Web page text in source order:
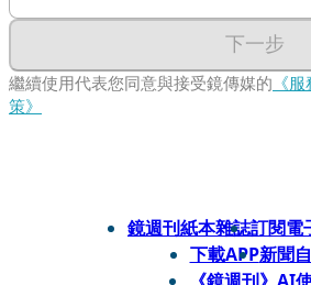
下一步
繼續使用代表您同意與接受鏡傳媒的 《
策》
鏡週刊紙本雜誌訂閱電
下載APP新聞